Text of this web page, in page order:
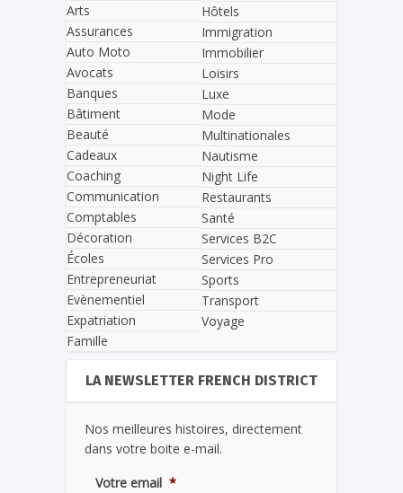
Arts
Assurances
Auto Moto
Avocats
Banques
Bâtiment
Beauté
Cadeaux
Coaching
Communication
Comptables
Décoration
Écoles
Entrepreneuriat
Evènementiel
Expatriation
Famille
Hôtels
Immigration
Immobilier
Loisirs
Luxe
Mode
Multinationales
Nautisme
Night Life
Restaurants
Santé
Services B2C
Services Pro
Sports
Transport
Voyage
LA NEWSLETTER FRENCH DISTRICT
Nos meilleures histoires, directement
dans votre boite e-mail.
Votre email *